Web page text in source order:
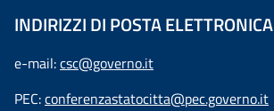
INDIRIZZI DI POSTA ELETTRONICA
e-mail:csc@governo.it
PEC:conferenzastatocitta@pec.governo.it